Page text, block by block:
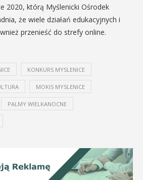
2020, którą Myślenicki Ośrodek
że wiele działań edukacyjnych i
przenieść do strefy online.
KONKURS MYSLENICE
MOKIS MYSLENICE
PALMY WIELKANOCNE